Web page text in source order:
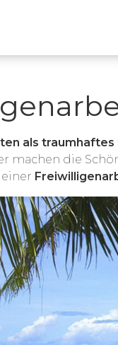
als traumhaftes
machen die
einer